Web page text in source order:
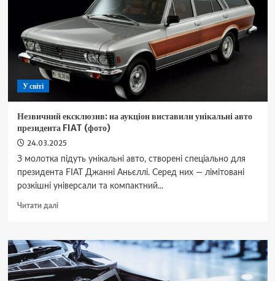
Разбираем
детали
У світі
Незвичний ексклюзив: на аукціон виставили унікальні авто
президента FIAT (фото)
24.03.2025
З молотка підуть унікальні авто, створені спеціально для
президента FIAT Джанні Аньєллі. Серед них — лімітовані
розкішні універсали та компактний...
Читати даліДокладніше
ексклюзив:
на
аукціон